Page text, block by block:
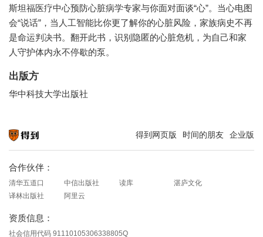
斯坦福医疗中心预防心脏病学专家与你面对面谈“心”。当心电图
会“说话”，当人工智能比你更了解你的心脏风险，家族病史不再
是命运判决书。翻开此书，识别隐匿的心脏危机，为自己和家
人守护体内永不停歇的泵。
出版方
华中科技大学出版社
得到网页版 时间的朋友 企业版
合作伙伴：
清华五道口 中信出版社 读库
湛庐文化
译林出版社
阿里云
资质信息：
社会信用代码 91110105306338805Q